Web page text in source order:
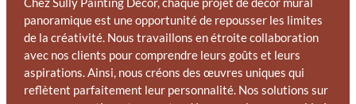
Chez Sully Painting Décor, chaque projet de décor mural
panoramique est une opportunité de repousser les limites
de la créativité. Nous travaillons en étroite collaboration
avec nos clients pour comprendre leurs goûts et leurs
aspirations. Ainsi, nous créons des œuvres uniques qui
reflètent parfaitement leur personnalité. Nos solutions sur